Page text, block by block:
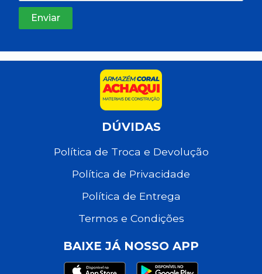
DÚVIDAS
Política de Troca e Devolução
Política de Privacidade
Política de Entrega
Termos e Condições
BAIXE JÁ NOSSO APP